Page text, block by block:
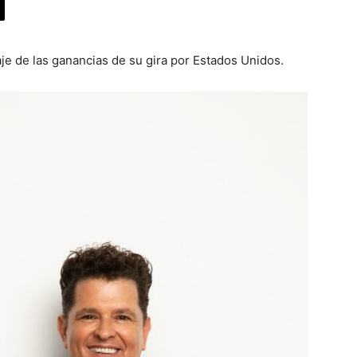
de las ganancias de su gira por Estados Unidos.